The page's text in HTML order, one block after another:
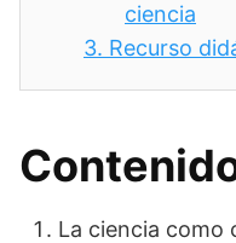
ciencia
3. Recurso
La ciencia como